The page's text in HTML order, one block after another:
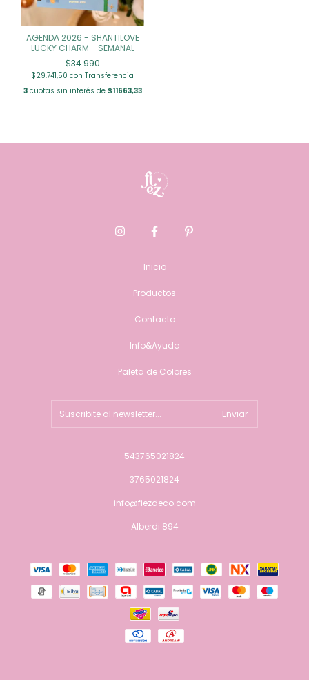
AGENDA 2026 - SHANTILOVE
LUCKY CHARM - SEMANAL
$34.990
$29.741,50 con Transferencia
3cuotas sin interés de $11663,33
Inicio
Productos
Contacto
Info&Ayuda
Paleta de Colores
543765021824
3765021824
info@fiezdeco.com
Alberdi 894